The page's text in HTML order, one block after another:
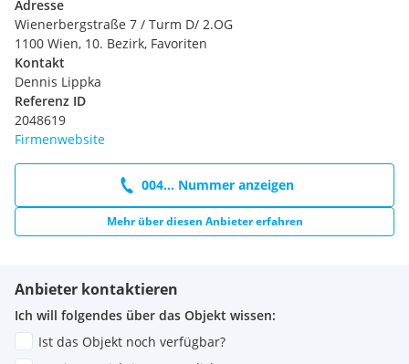
Adresse
Wienerbergstraße 7 / Turm D/ 2.OG
1100 Wien, 10. Bezirk, Favoriten
Kontakt
Dennis Lippka
Referenz ID
2048619
Firmenwebsite
004... Nummer anzeigen
Mehr über diesen Anbieter erfahren
Anbieter kontaktieren
Ich will folgendes über das Objekt wissen:
Ist das Objekt noch verfügbar?